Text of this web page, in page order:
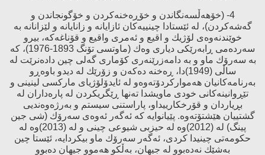
4- (خۆهەڵسەنگاندن و خۆڕەخنەكردن و خۆگونجاندن و
گەشەكردن)، لە ئێستادا چینییەكان ئازایانە و زانایانە و لێزانانە بە
خوێندنەوەی لۆژیك و اقیع و ئەمری واقیع و قۆناغەكە، بیرو
سەردەمی ڕابەرێكی دیاری وەك (ماوتسی تۆنگ 1893-1976)، كە
بە سەرۆك ماو و بە دامەزرێنەری كۆماری گەلی چین دادەنرێت لە
ساڵی (1949)دا، ڕەخنە دەكەن و زۆرێك لە دیدو باوەڕو
بەرنامەكانیان هەمواركردۆتەوەو لە ئایدۆلۆژیای ماركسی لینینی و
تێڕوانینەكانی خودی ماویشدا تەنها ڕێگریكردن لە پارەداران لە
بڕیاردان و قۆرخكارییداو، پاراستنی سیستم و بەرژەوەندیی
گشتییان هێشتۆتەوە. پێیانوایە كە ئەگەر ئەوەی سەرۆك (شی جین
پینگ) لە (2012)وە لە حیزبی شیوعی چینی و لە (2013)وە لە
حكومەتی چینیدا كردی، ئەگەر سەرۆك ماو بیكردایە، ئێستا چین
بەشێك نەدەبوو لە جیهان، بەڵكو هەموو جیهان دەبوو